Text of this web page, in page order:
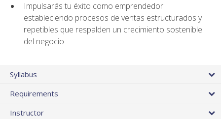
Impulsarás tu éxito como emprendedor
estableciendo procesos de ventas estructurados y
repetibles que respalden un crecimiento sostenible
del negocio
Syllabus
Requirements
Instructor